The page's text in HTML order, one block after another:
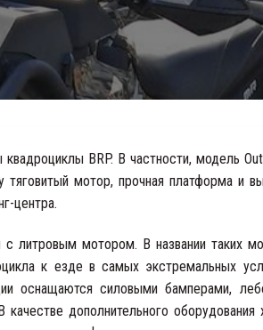
BRP. В частности, модель
мотор, прочная платформа и
центра.
литровым мотором. В названии таких
к езде в самых экстремальных
оснащаются силовыми бамперами,
дополнительного оборудования